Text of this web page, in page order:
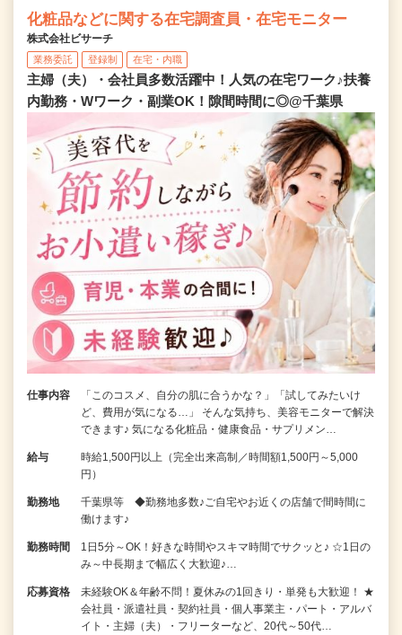
化粧品などに関する在宅調査員・在宅モニター
株式会社ビサーチ
業務委託 登録制 在宅・内職
主婦（夫）・会社員多数活躍中！人気の在宅ワーク♪扶養
内勤務・Wワーク・副業OK！隙間時間に◎@千葉県
仕事内容
「このコスメ、自分の肌に合うかな？」「試してみたいけ
ど、費用が気になる…」 そんな気持ち、美容モニターで解決
できます♪ 気になる化粧品・健康食品・サプリメン…
給与
時給1,500円以上（完全出来高制／時間額1,500円～5,000
円）
勤務地
千葉県等 ◆勤務地多数♪ご自宅やお近くの店舗で間時間に
働けます♪
勤務時間
1日5分～OK！好きな時間やスキマ時間でサクッと♪ ☆1日の
み～中長期まで幅広く大歓迎♪…
応募資格
未経験OK＆年齢不問！夏休みの1回きり・単発も大歓迎！ ★
会社員・派遣社員・契約社員・個人事業主・パート・アルバ
イト・主婦（夫）・フリーターなど、20代～50代…